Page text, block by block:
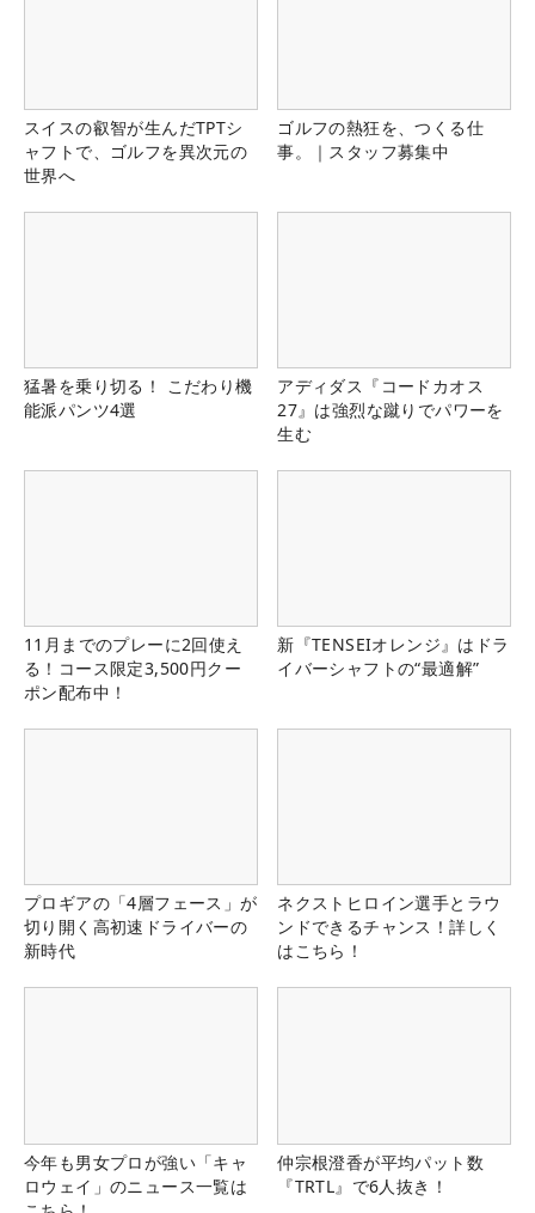
スイスの叡智が生んだTPTシ
ャフトで、ゴルフを異次元の
世界へ
ゴルフの熱狂を、つくる仕
事。｜スタッフ募集中
猛暑を乗り切る！ こだわり機
能派パンツ4選
アディダス『コードカオス
27』は強烈な蹴りでパワーを
生む
11月までのプレーに2回使え
る！コース限定3,500円クー
ポン配布中！
新『TENSEIオレンジ』はドラ
イバーシャフトの“最適解”
プロギアの「4層フェース」が
切り開く高初速ドライバーの
新時代
ネクストヒロイン選手とラウ
ンドできるチャンス！詳しく
はこちら！
今年も男女プロが強い「キャ
ロウェイ」のニュース一覧は
仲宗根澄香が平均パット数
『TRTL』で6人抜き！